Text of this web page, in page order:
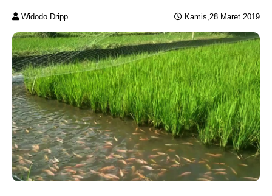
Widodo Dripp Kamis,28 Maret 2019